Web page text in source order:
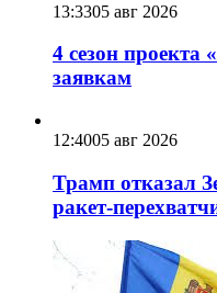
13:3305 авг 2026
4 сезон
заявкам
12:4005 авг 2026
Трамп отказал
ракет-